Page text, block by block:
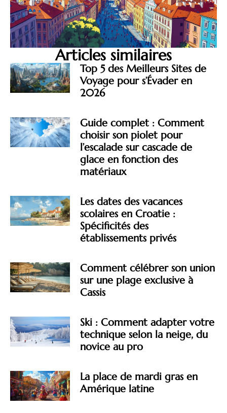
Articles similaires
Top 5 des Meilleurs Sites de
Voyage pour s’Évader en
2026
Guide complet : Comment
choisir son piolet pour
l’escalade sur cascade de
glace en fonction des
matériaux
Les dates des vacances
scolaires en Croatie :
Spécificités des
établissements privés
Comment célébrer son union
sur une plage exclusive à
Cassis
Ski : Comment adapter votre
technique selon la neige, du
novice au pro
La place de mardi gras en
Amérique latine